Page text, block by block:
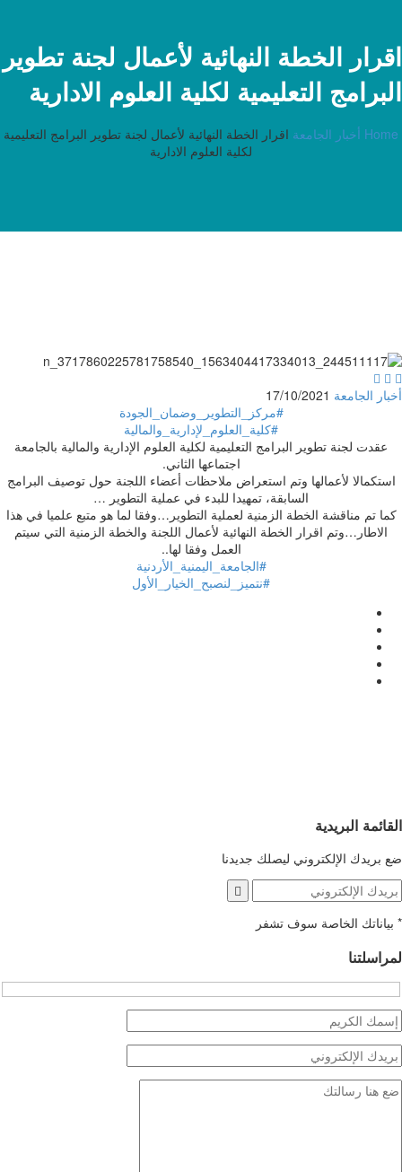
اقرار الخطة النهائية لأعمال لجنة تطوير
البرامج التعليمية لكلية العلوم الادارية
Home أخبار الجامعة اقرار الخطة النهائية لأعمال لجنة تطوير البرامج التعليمية
لكلية العلوم الادارية
  
أخبار الجامعة 17/10/2021
#مركز_التطوير_وضمان_الجودة
#كلية_العلوم_لإدارية_والمالية
عقدت لجنة تطوير البرامج التعليمية لكلية العلوم الإدارية والمالية بالجامعة
اجتماعها الثاني.
استكمالا لأعمالها وتم استعراض ملاحظات أعضاء اللجنة حول توصيف البرامج
السابقة، تمهيدا للبدء في عملية التطوير …
كما تم مناقشة الخطة الزمنية لعملية التطوير…وفقا لما هو متبع علميا في هذا
الاطار…وتم اقرار الخطة النهائية لأعمال اللجنة والخطة الزمنية التي سيتم
العمل وفقا لها..
#الجامعة_اليمنية_الأردنية
#نتميز_لنصبح_الخيار_الأول
القائمة البريدية
ضع بريدك الإلكتروني ليصلك جديدنا
* بياناتك الخاصة سوف تشفر
لمراسلتنا
Hidden
fields